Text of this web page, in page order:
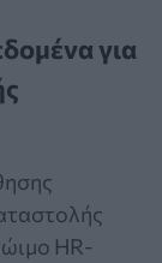
για
HR-